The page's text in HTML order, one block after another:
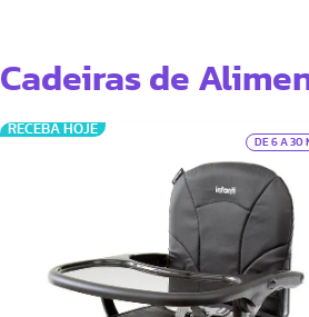
Cadeiras de
RECEBA HOJE
DE 6 A 30